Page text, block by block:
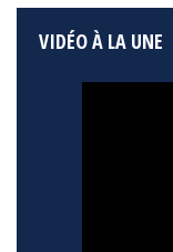
VIDÉO À LA UNE